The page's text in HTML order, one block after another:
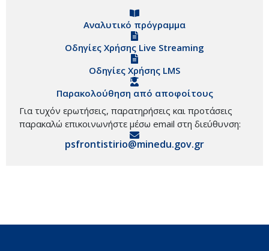
Αναλυτικό πρόγραμμα
Οδηγίες Χρήσης Live Streaming
Οδηγίες Χρήσης LMS
Παρακολούθηση από αποφοίτους
Για τυχόν ερωτήσεις, παρατηρήσεις και προτάσεις
παρακαλώ επικοινωνήστε μέσω email στη διεύθυνση:
psfrontistirio@minedu.gov.gr